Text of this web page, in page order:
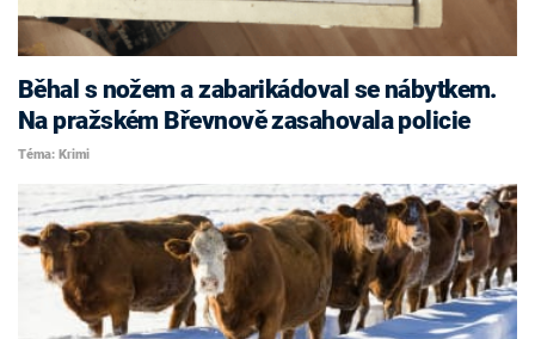
Běhal s nožem a zabarikádoval se nábytkem.
Na pražském Břevnově zasahovala policie
Téma: Krimi